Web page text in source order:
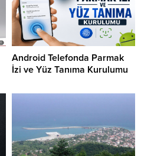
Android Telefonda Parmak
İzi ve Yüz Tanıma Kurulumu